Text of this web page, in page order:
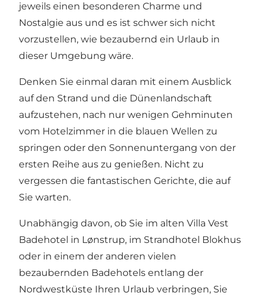
jeweils einen besonderen Charme und
Nostalgie aus und es ist schwer sich nicht
vorzustellen, wie bezaubernd ein Urlaub in
dieser Umgebung wäre.
Denken Sie einmal daran mit einem Ausblick
auf den Strand und die Dünenlandschaft
aufzustehen, nach nur wenigen Gehminuten
vom Hotelzimmer in die blauen Wellen zu
springen oder den Sonnenuntergang von der
ersten Reihe aus zu genießen. Nicht zu
vergessen die fantastischen Gerichte, die auf
Sie warten.
Unabhängig davon, ob Sie im alten Villa Vest
Badehotel in Lønstrup, im Strandhotel Blokhus
oder in einem der anderen vielen
bezaubernden Badehotels entlang der
Nordwestküste Ihren Urlaub verbringen, Sie